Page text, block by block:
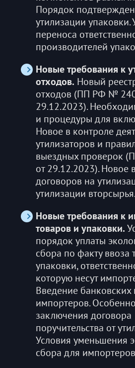
Порядок
утилизации упаковки.
переноса
производителей
Новые требования к
отходов. Новый
отходов (ПП РФ №
29.12.2023).
и процедуры для
Новое в контроле
утилизаторов и
выездных проверок
от 29.12.2023). Новое
договоров на
утилизации
Новые требования к
товаров и упаковки.
порядок уплаты
сбора по факту ввоза
упаковки,
которую несут
Введение банковских
импортеров.
заключения договора
поручительства от
Условия уменьшения
сбора для